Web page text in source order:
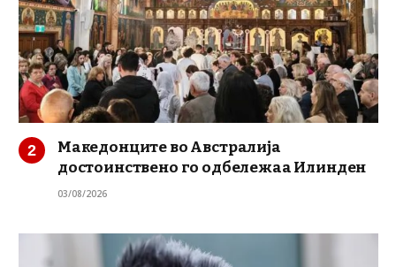
Македонците во Австралија
достоинствено го одбележаа Илинден
03/08/2026